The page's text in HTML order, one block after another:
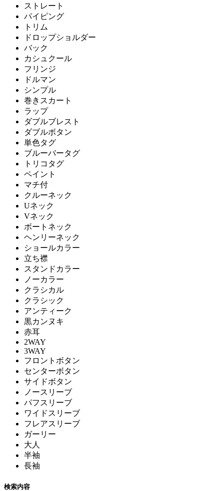
ストレート
パイピング
トリム
ドロップショルダー
バック
カシュクール
フリンジ
ドルマン
シンプル
巻きスカート
ラップ
ダブルブレスト
ダブルボタン
単色タグ
ブルーバータグ
トリコタグ
ペイント
マチ付
クルーネック
Uネック
Vネック
ボートネック
ヘンリーネック
ショールカラー
立ち襟
スタンドカラー
ノーカラー
クラシカル
クラシック
アンティーク
黒カンヌキ
赤耳
2WAY
3WAY
フロントボタン
センターボタン
サイドボタン
ノースリーブ
パフスリーブ
ワイドスリーブ
フレアスリーブ
ガーリー
大人
半袖
長袖
検索内容